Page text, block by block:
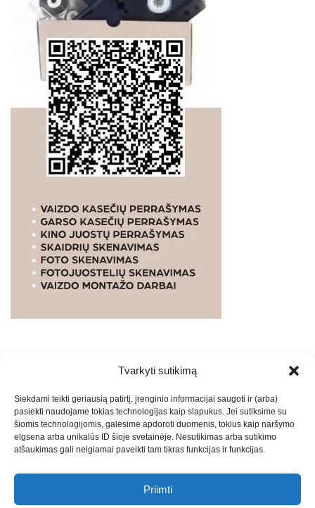
Tvarkyti sutikimą
Siekdami teikti geriausią patirtį, įrenginio informacijai saugoti ir (arba)
pasiekti naudojame tokias technologijas kaip slapukus. Jei sutiksime su
šiomis technologijomis, galėsime apdoroti duomenis, tokius kaip naršymo
elgsena arba unikalūs ID šioje svetainėje. Nesutikimas arba sutikimo
atšaukimas gali neigiamai paveikti tam tikras funkcijas ir funkcijas.
Priimti
PASLAUGOS. SEO tekstų rašymas, turinio kūrimas,
straipsnių rašymas ir talpinimas į mūsų valdomas
svetaines.2026Armijai.LTTheme: Express News ByAdore
Themes.
Marketingo agentūra -Teisinės